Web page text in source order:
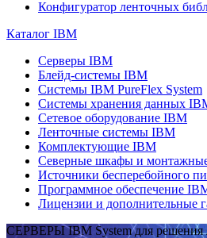
Конфигуратор ленточных
Каталог IBM
Серверы IBM
Блейд-системы IBM
Системы IBM PureFlex System
Системы хранения данных
Сетевое оборудование IBM
Ленточные системы IBM
Комплектующие IBM
Северные шкафы и
Источники бесперебойного
Программное обеспечение
Лицензии и дополнительные
СЕРВЕРЫ IBM System для решения